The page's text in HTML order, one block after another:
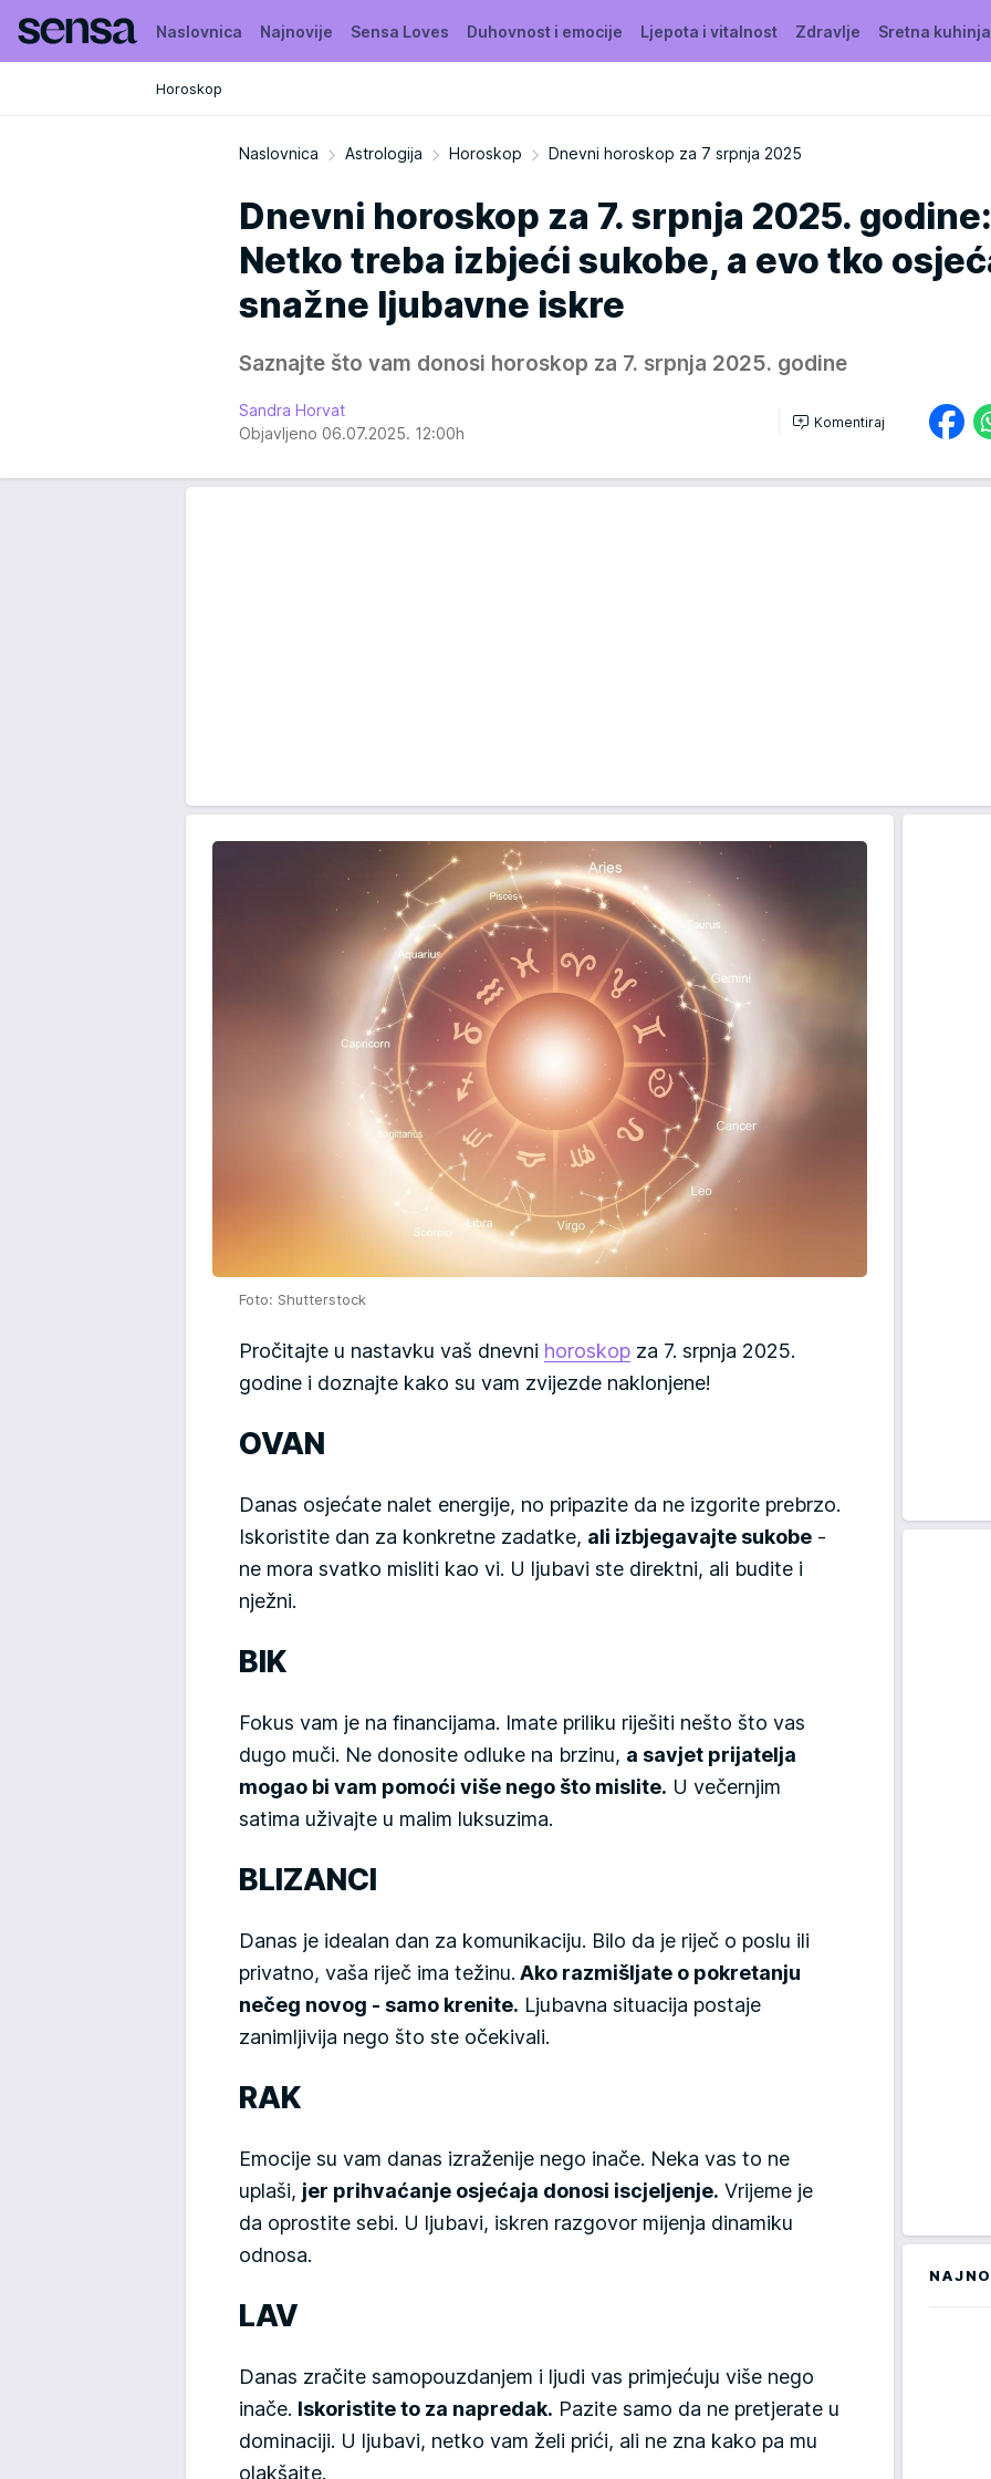
Naslovnica Najnovije Sensa Loves Duhovnost i emocije Ljepota i vitalnost Zdravlje Sretna kuhinja
Horoskop
Moja Sensa
Naslovnica Astrologija Horoskop Dnevni horoskop za 7 srpnja 2025
Dnevni horoskop za 7. srpnja 2025. godine:
Netko treba izbjeći sukobe, a evo tko
snažne ljubavne iskre
Saznajte što vam donosi horoskop za 7. srpnja 2025. godine
Sandra Horvat
Objavljeno 06.07.2025. 12:00h
Komentiraj
Foto: Shutterstock
Pročitajte u nastavku vaš dnevni horoskop za 7. srpnja 2025.
godine i doznajte kako su vam zvijezde naklonjene!
OVAN
Danas osjećate nalet energije, no pripazite da ne izgorite prebrzo.
Iskoristite dan za konkretne zadatke, ali izbjegavajte sukobe -
ne mora svatko misliti kao vi. U ljubavi ste direktni, ali budite i
nježni.
BIK
Fokus vam je na financijama. Imate priliku riješiti nešto što vas
dugo muči. Ne donosite odluke na brzinu, a savjet prijatelja
mogao bi vam pomoći više nego što mislite. U večernjim
satima uživajte u malim luksuzima.
BLIZANCI
Danas je idealan dan za komunikaciju. Bilo da je riječ o poslu ili
privatno, vaša riječ ima težinu. Ako razmišljate o pokretanju
nečeg novog - samo krenite. Ljubavna situacija postaje
zanimljivija nego što ste očekivali.
RAK
Emocije su vam danas izraženije nego inače. Neka vas to ne
uplaši, jer prihvaćanje osjećaja donosi iscjeljenje. Vrijeme je
da oprostite sebi. U ljubavi, iskren razgovor mijenja dinamiku
odnosa.
LAV
Danas zračite samopouzdanjem i ljudi vas primjećuju više nego
inače. Iskoristite to za napredak. Pazite samo da ne pretjerate u
dominaciji. U ljubavi, netko vam želi prići, ali ne zna kako pa mu
olakšajte.